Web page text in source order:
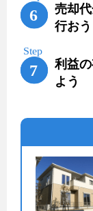
売却
行おう
利益
よう